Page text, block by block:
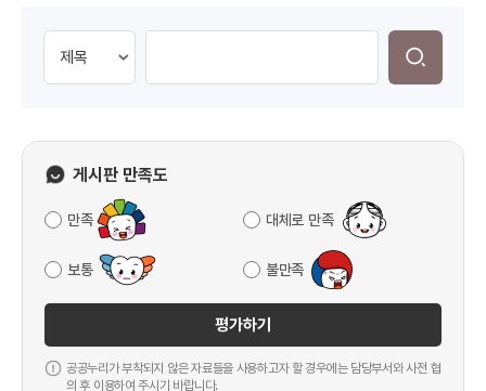
게시판 만족도
만족 대체로 만족
보통 불만족
평가하기
공공누리가 부착되지 않은 자료들을 사용하고자 할 경우에는 담당부서와 사전 협
의 후 이용하여 주시기 바랍니다.